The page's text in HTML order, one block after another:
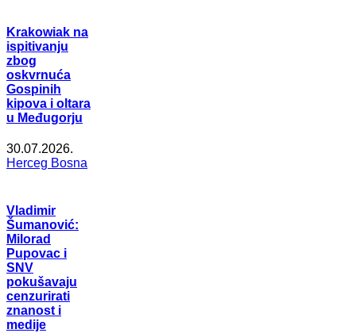
Krakowiak na
ispitivanju
zbog
oskvrnuća
Gospinih
kipova i oltara
u Međugorju
30.07.2026.
Herceg Bosna
Vladimir
Šumanović:
Milorad
Pupovac i
SNV
pokušavaju
cenzurirati
znanost i
medije